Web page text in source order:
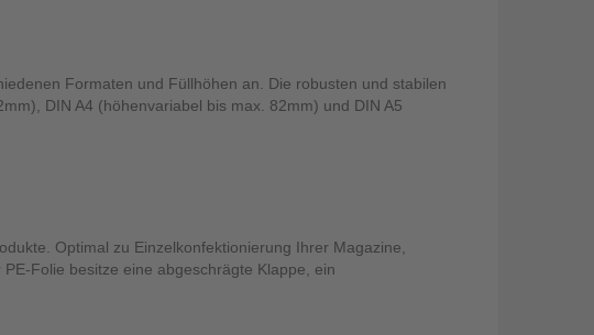
Formaten und Füllhöhen an. Die robusten und stabilen
DIN A4 (höhenvariabel bis max. 82mm) und DIN A5
Optimal zu Einzelkonfektionierung Ihrer Magazine,
Folie besitze eine abgeschrägte Klappe, ein